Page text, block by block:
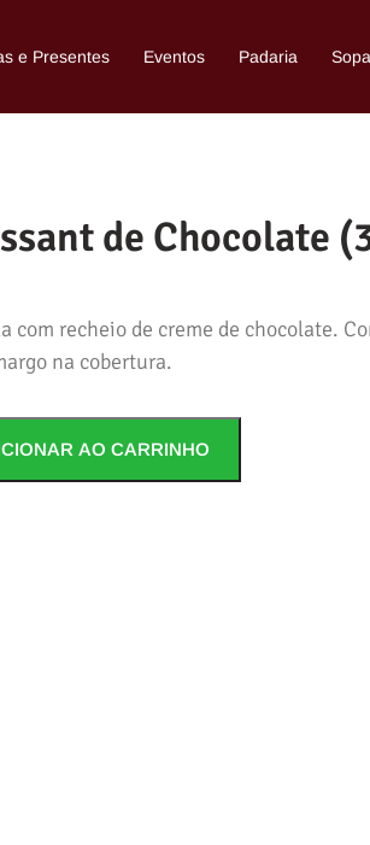
e Presentes Eventos Padaria
de Chocolate
com recheio de creme de chocolate.
na cobertura.
AO CARRINHO